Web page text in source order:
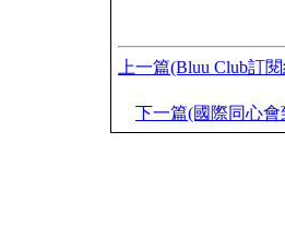
上一篇(Bluu Club訂
下一篇(國際同心